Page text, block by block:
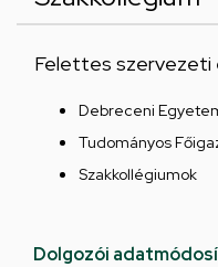
Felettes szervezeti
Debreceni
Tudományos
Szakkollégiumok
Dolgozói